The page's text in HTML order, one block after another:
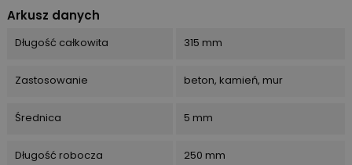
Arkusz danych
Długość całkowita 315 mm
Zastosowanie beton, kamień, mur
Średnica 5 mm
Długość robocza 250 mm